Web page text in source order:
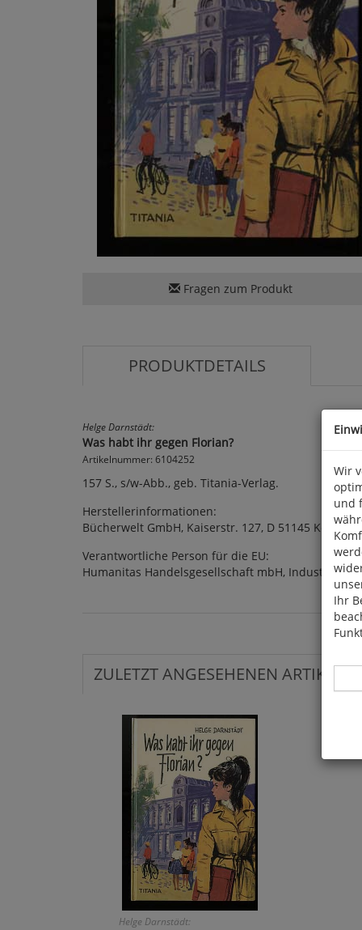
Fragen zum Produkt
PRODUKTDETAILS
Helge Darnstädt:
Was habt ihr gegen Florian?
Artikelnummer: 6104252
157 S., s/w-Abb., geb. Titania-Verlag.
Herstellerinformationen:
Bücherwelt GmbH, Kaiserstr. 127, D 51145 Köln
Verantwortliche Person für die EU:
Humanitas Handelsgesellschaft mbH,
ZULETZT ANGESEHENEN ARTIKEL:
Helge Darnstädt:
Wir
und
Ihr